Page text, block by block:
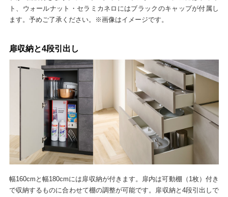
ト、ウォールナット・セラミカネロにはブラックのキャップが付属し
ます。予めご了承ください。※画像はイメージです。
扉収納と4段引出し
幅160cmと幅180cmには扉収納が付きます。扉内は可動棚（1枚）付き
で収納するものに合わせて棚の調整が可能です。扉収納と4段引出しで